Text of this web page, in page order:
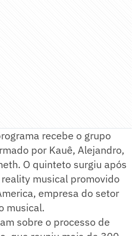
recebe o grupo
por Kauê, Alejandro,
O quinteto surgiu após
musical promovido
empresa do setor
musical.
sobre o processo de